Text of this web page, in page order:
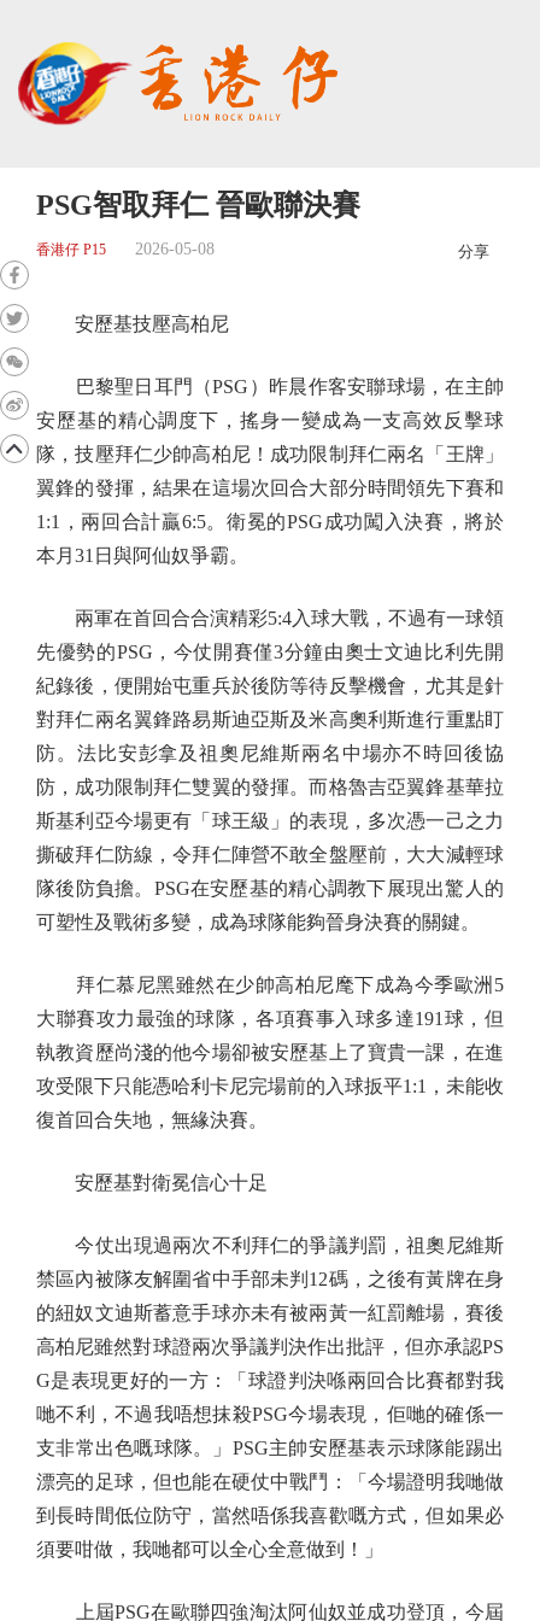
PSG智取拜仁 晉歐聯決賽
香港仔 P15 2026-05-08 分享
安歷基技壓高柏尼
巴黎聖日耳門（PSG）昨晨作客安聯球場，在主帥
安歷基的精心調度下，搖身一變成為一支高效反擊球
隊，技壓拜仁少帥高柏尼！成功限制拜仁兩名「王牌」
翼鋒的發揮，結果在這場次回合大部分時間領先下賽和
1:1，兩回合計贏6:5。衛冕的PSG成功闖入決賽，將於
本月31日與阿仙奴爭霸。
兩軍在首回合合演精彩5:4入球大戰，不過有一球領
先優勢的PSG，今仗開賽僅3分鐘由奧士文迪比利先開
紀錄後，便開始屯重兵於後防等待反擊機會，尤其是針
對拜仁兩名翼鋒路易斯迪亞斯及米高奧利斯進行重點盯
防。法比安彭拿及祖奧尼維斯兩名中場亦不時回後協
防，成功限制拜仁雙翼的發揮。而格魯吉亞翼鋒基華拉
斯基利亞今場更有「球王級」的表現，多次憑一己之力
撕破拜仁防線，令拜仁陣營不敢全盤壓前，大大減輕球
隊後防負擔。PSG在安歷基的精心調教下展現出驚人的
可塑性及戰術多變，成為球隊能夠晉身決賽的關鍵。
拜仁慕尼黑雖然在少帥高柏尼麾下成為今季歐洲5
大聯賽攻力最強的球隊，各項賽事入球多達191球，但
執教資歷尚淺的他今場卻被安歷基上了寶貴一課，在進
攻受限下只能憑哈利卡尼完場前的入球扳平1:1，未能收
復首回合失地，無緣決賽。
安歷基對衛冕信心十足
今仗出現過兩次不利拜仁的爭議判罰，祖奧尼維斯
禁區內被隊友解圍省中手部未判12碼，之後有黃牌在身
的紐奴文迪斯蓄意手球亦未有被兩黃一紅罰離場，賽後
高柏尼雖然對球證兩次爭議判決作出批評，但亦承認PS
G是表現更好的一方：「球證判決喺兩回合比賽都對我
哋不利，不過我唔想抹殺PSG今場表現，佢哋的確係一
支非常出色嘅球隊。」PSG主帥安歷基表示球隊能踢出
漂亮的足球，但也能在硬仗中戰鬥：「今場證明我哋做
到長時間低位防守，當然唔係我喜歡嘅方式，但如果必
須要咁做，我哋都可以全心全意做到！」
上屆PSG在歐聯四強淘汰阿仙奴並成功登頂，今屆